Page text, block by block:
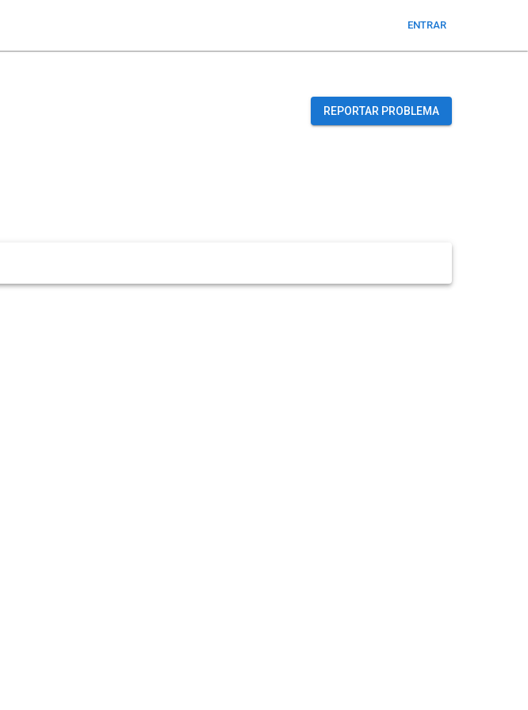
ENTRAR
REPORTAR PROBLEMA